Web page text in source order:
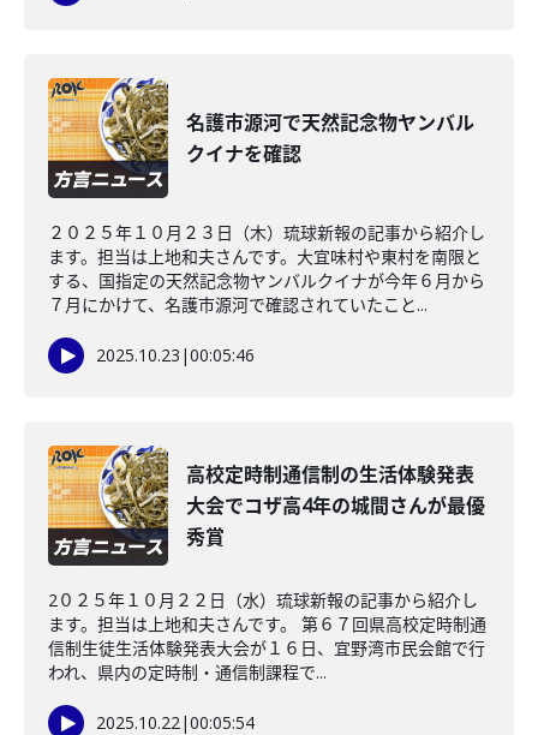
名護市源河で天然記念物ヤンバル
クイナを確認
２０２５年１０月２３日（木）琉球新報の記事から紹介し
ます。担当は上地和夫さんです。大宜味村や東村を南限と
する、国指定の天然記念物ヤンバルクイナが今年６月から
７月にかけて、名護市源河で確認されていたこと...
2025.10.23 |00:05:46
高校定時制通信制の生活体験発表
大会でコザ高4年の城間さんが最優
秀賞
2０２５年１０月２２日（水）琉球新報の記事から紹介し
ます。担当は上地和夫さんです。 第６７回県高校定時制通
信制生徒生活体験発表大会が１６日、宜野湾市民会館で行
われ、県内の定時制・通信制課程で...
2025.10.22|00:05:54